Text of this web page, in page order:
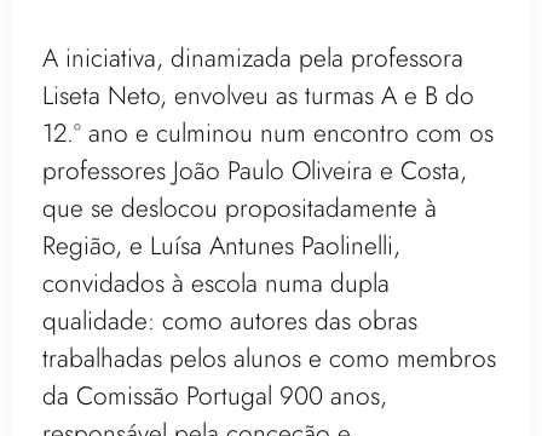
A iniciativa, dinamizada pela professora
Liseta Neto, envolveu as turmas A e B do
12.º ano e culminou num encontro com os
professores João Paulo Oliveira e Costa,
que se deslocou propositadamente à
Região, e Luísa Antunes Paolinelli,
convidados à escola numa dupla
qualidade: como autores das obras
trabalhadas pelos alunos e como membros
da Comissão Portugal 900 anos,